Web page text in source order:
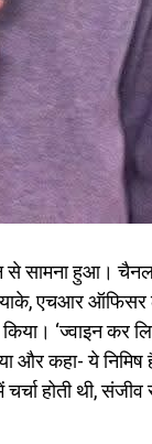
से सामना हुआ।
एचआर
‘ज्वाइन कर
कहा- ये निमिष
होती थी,